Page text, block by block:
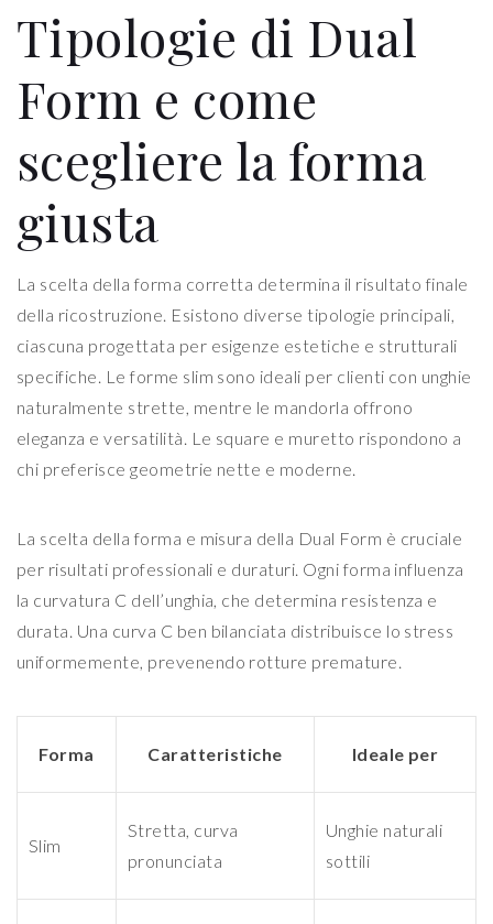
Tipologie di Dual
Form e come
scegliere la forma
giusta
La scelta della forma corretta determina il risultato finale
della ricostruzione. Esistono diverse tipologie principali,
ciascuna progettata per esigenze estetiche e strutturali
specifiche. Le forme slim sono ideali per clienti con unghie
naturalmente strette, mentre le mandorla offrono
eleganza e versatilità. Le square e muretto rispondono a
chi preferisce geometrie nette e moderne.
La scelta della forma e misura della Dual Form è cruciale
per risultati professionali e duraturi. Ogni forma influenza
la curvatura C dell’unghia, che determina resistenza e
durata. Una curva C ben bilanciata distribuisce lo stress
uniformemente, prevenendo rotture premature.
Forma Caratteristiche Ideale per
Slim
Stretta, curva
pronunciata
Unghie naturali
sottili